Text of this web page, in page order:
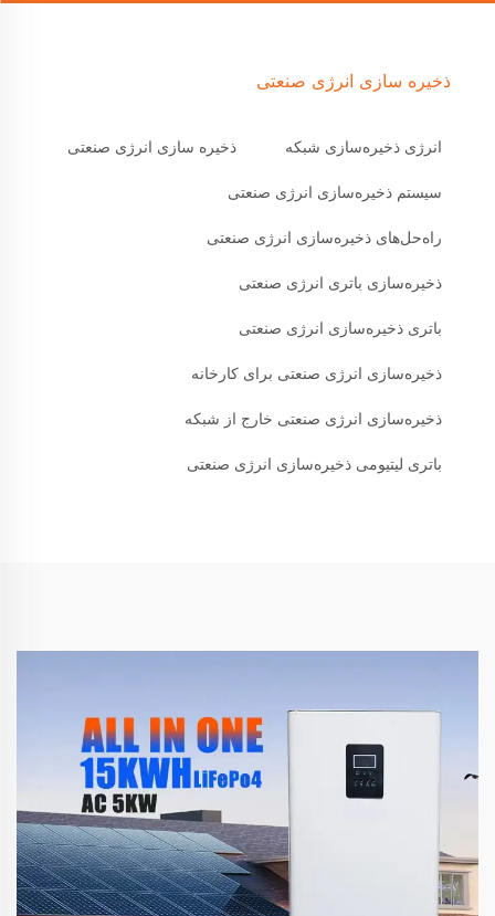
ذخیره سازی انرژی صنعتی
انرژی ذخیره‌سازی شبکه ذخیره سازی انرژی صنعتی
سیستم ذخیره‌سازی انرژی صنعتی
راه‌حل‌های ذخیره‌سازی انرژی صنعتی
ذخیره‌سازی باتری انرژی صنعتی
باتری ذخیره‌سازی انرژی صنعتی
ذخیره‌سازی انرژی صنعتی برای کارخانه
ذخیره‌سازی انرژی صنعتی خارج از شبکه
باتری لیتیومی ذخیره‌سازی انرژی صنعتی